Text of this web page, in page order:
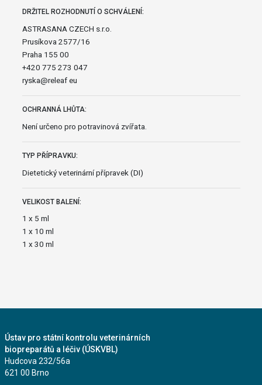
DRŽITEL ROZHODNUTÍ O SCHVÁLENÍ:
ASTRASANA CZECH s.r.o.
Prusíkova 2577/16
Praha 155 00
+420 775 273 047
ryska@releaf eu
OCHRANNÁ LHŮTA:
Není určeno pro potravinová zvířata.
TYP PŘÍPRAVKU:
Dietetický veterinární přípravek (DI)
VELIKOST BALENÍ:
1 x 5 ml
1 x 10 ml
1 x 30 ml
Ústav pro státní kontrolu veterinárních
biopreparátů a léčiv (ÚSKVBL)
Hudcova 232/56a
621 00 Brno